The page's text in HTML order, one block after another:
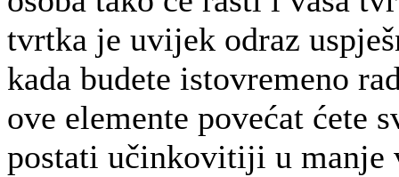
tvrtka je uvijek odraz
kada budete istovremeno
ove elemente povećat ćete
postati učinkovitiji u